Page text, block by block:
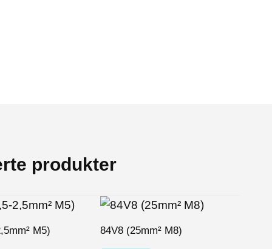
produkter
M5) 84V8 (25mm² M8)